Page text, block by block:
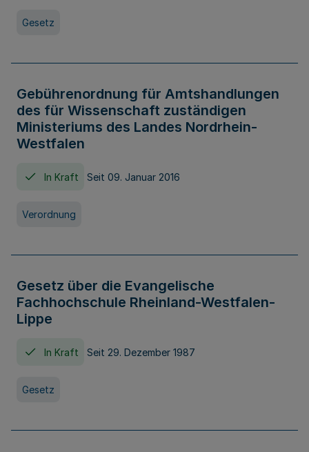
Gesetz
Gebührenordnung für Amtshandlungen
des für Wissenschaft zuständigen
Ministeriums des Landes Nordrhein-
Westfalen
In Kraft Seit 09. Januar 2016
Verordnung
Gesetz über die Evangelische
Fachhochschule Rheinland-Westfalen-
Lippe
In Kraft Seit 29. Dezember 1987
Gesetz